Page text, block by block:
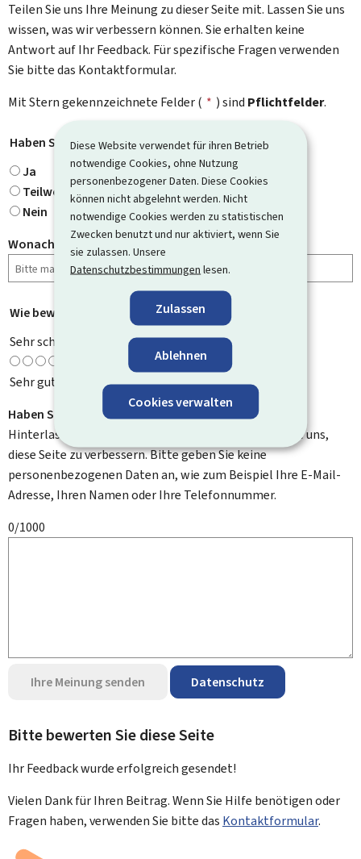
Diese Website verwendet für ihren Betrieb
notwendige Cookies, ohne Nutzung
personenbezogener Daten. Diese Cookies
können nicht abgelehnt werden. Nicht
notwendige Cookies werden zu statistischen
Zwecken benutzt und nur aktiviert, wenn Sie
sie zulassen. Unsere
Datenschutzbestimmungen lesen.
Zulassen
Ablehnen
Cookies verwalten
Teilen Sie uns Ihre Meinung zu dieser Seite mit. Lassen Sie uns
wissen, was wir verbessern können. Sie erhalten keine
Antwort auf Ihr Feedback. Für spezifische Fragen verwenden
Sie bitte das Kontaktformular.
Mit Stern gekennzeichnete Felder ( * ) sind Pflichtfelder.
Haben Sie gefunden, wonach Sie gesucht haben?
Ja
Teilweise
Nein
Wonach haben Sie gesucht?
Wie bewerten Sie diese Seite? *
Sehr schlecht
Sehr gut
Haben Sie Verbesserungsvorschläge?
Hinterlassen Sie uns einen Kommentar und helfen Sie uns,
diese Seite zu verbessern. Bitte geben Sie keine
personenbezogenen Daten an, wie zum Beispiel Ihre E-Mail-
Adresse, Ihren Namen oder Ihre Telefonnummer.
0/1000
Ihre Meinung senden Datenschutz
Bitte bewerten Sie diese Seite
Ihr Feedback wurdeerfolgreichgesendet!
Vielen Dank für Ihren Beitrag. Wenn Sie Hilfe benötigen oder
Fragen haben, verwenden Sie bitte das Kontaktformular.